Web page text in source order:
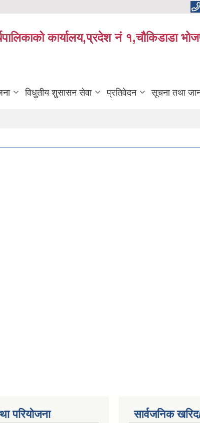
कार्यालय,प्रदेश नं १,चौकिडाडा
विधुतीय शुसासन सेवा प्रतिवेदन सूचना तथा
परियोजना सार्वजनिक